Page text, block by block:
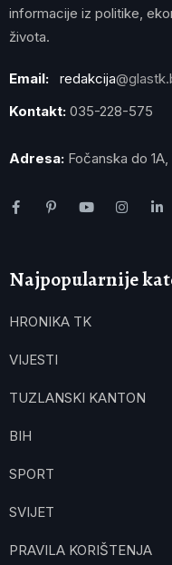
informacije iz politike,
života.
Email: redakcija
Kontakt: 035-228-575
Adresa: Fočanska do
Najpopularnije
HRONIKA TK
VIJESTI
TUZLANSKI KANTON
BIH
SPORT
SVIJET
PRAVILA KORIŠTENJA